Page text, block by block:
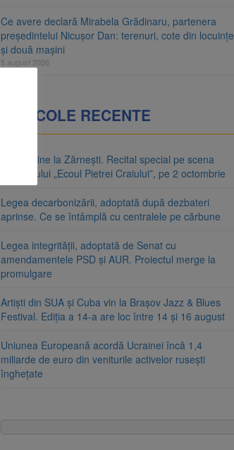
Ce avere declară Mirabela Grădinaru, partenera
președintelui Nicușor Dan: terenuri, cote din locuințe
și două mașini
5 august 2026
ARTICOLE RECENTE
Fuego vine la Zărnești. Recital special pe scena
Festivalului „Ecoul Pietrei Craiului”, pe 2 octombrie
Legea decarbonizării, adoptată după dezbateri
aprinse. Ce se întâmplă cu centralele pe cărbune
Legea integrității, adoptată de Senat cu
amendamentele PSD și AUR. Proiectul merge la
promulgare
Artiști din SUA și Cuba vin la Brașov Jazz & Blues
Festival. Ediția a 14-a are loc între 14 și 16 august
Uniunea Europeană acordă Ucrainei încă 1,4
miliarde de euro din veniturile activelor rusești
înghețate